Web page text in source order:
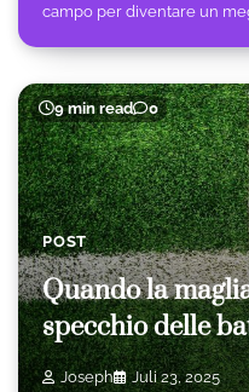
campo per diventare un
9 min read 0
POST
Quando la
specchio delle
Joseph
Juli 23, 2025